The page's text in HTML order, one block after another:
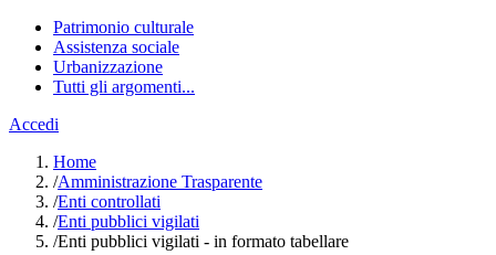
Patrimonio culturale
Assistenza sociale
Urbanizzazione
Tutti gli argomenti...
Accedi
Home
/Amministrazione Trasparente
/Enti controllati
/Enti pubblici vigilati
/Enti pubblici vigilati - in formato tabellare